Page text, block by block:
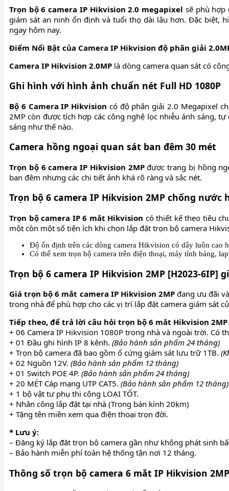
Trọn bộ 6 camera IP Hikvision 2.0 megapixel sẽ phù hợp
giám sát an ninh ổn định và tuổi thọ dài lâu hơn. Đặc biệt,
ngay hôm nay.
Điểm Nổi Bật của Camera IP Hikvision độ phân giải
Camera IP Hikvision 2.0MP là dòng camera quan sát có
Ghi hình với hình ảnh chuẩn nét Full HD 1080P
Bộ 6 Camera IP Hikvision có độ phân giải 2.0 Megapixel
2MP còn được tích hợp các công nghệ lọc nhiễu ánh sáng,
sáng như thế nào.
Camera hồng ngoại quan sát ban đêm 30 mét
Trọn bộ 6 camera IP Hikvision 2MPđược trang bị hồng
ban đêm nhưng các chi tiết ảnh khá rõ ràng và sắc nét.
Trọn bộ 6 camera IP Hikvision 2MP chống nước
Trọn bộ camera IP 6 mắt Hikvision có thiết kế theo tiêu
một còn một số tiện ích khi chọn lắp đặt trọn bộ camera
Độ ổn định trên các dòng camera Hikvision có dây luôn cao
Có thể xem trọn bộ camera trên điện thoại, máy tính bảng,
Trọn bộ 6 camera IP Hikvision 2MP [H2023-6IP]
Giá trọn bộ 6 mắt camera IP Hikvision 2MPđang ưu đãi
trong nhà để phù hợp cho các vị trí lắp đặt camera giám sát
Tiếp theo, để trả lời câu hỏi trọn bộ 6 mắt Hikvision
+ 06 Camera IP Hikvision 1080P trong nhà và ngoài trời. Có
+ 01 Đầu ghi hình IP 8 kênh. (Bảo hành sản phẩm 24 tháng)
+ Trọn bộ camera đã bao gồm ổ cứng giám sát lưu trữ 1TB.
+ 02 Nguồn 12V. (Bảo hành sản phẩm 12 tháng)
+ 01 Switch POE 4P. (Bảo hành sản phẩm 24 tháng)
+ 20 MÉT Cáp mạng UTP CAT5. (Bảo hành sản phẩm 12 tháng)
+ 1 bộ vật tư phụ thi công LOẠI TỐT.
+ Nhân công lắp đặt tại nhà (Trong bán kính 20km)
+ Tặng tên miền xem qua điện thoại trọn đời.
* Lưu ý:
– Đăng ký lắp đăt trọn bộ camera gần như không phát sinh
– Bảo hành miễn phí toàn hệ thống tận nơi 12 tháng.
Thông số trọn bộ camera 6 mắt IP Hikvision